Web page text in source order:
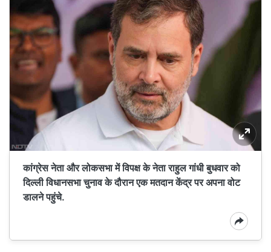
कांग्रेस नेता और लोकसभा में विपक्ष के नेता राहुल गांधी बुधवार को
दिल्ली विधानसभा चुनाव के दौरान एक मतदान केंद्र पर अपना वोट
डालने पहुंचे.